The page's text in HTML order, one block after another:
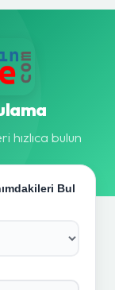
bulun
Bul